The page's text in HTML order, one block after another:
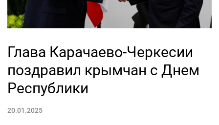
Глава Карачаево-Черкесии
поздравил крымчан с Днем
Республики
20.01.2025